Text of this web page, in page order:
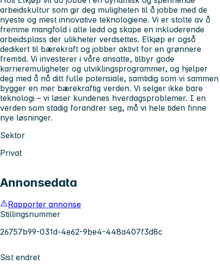
arbeidskultur som gir deg muligheten til å jobbe med de
nyeste og mest innovative teknologiene. Vi er stolte av å
fremme mangfold i alle ledd og skape en inkluderende
arbeidsplass der ulikheter verdsettes. Elkjøp er også
dedikert til bærekraft og jobber aktivt for en grønnere
fremtid. Vi investerer i våre ansatte, tilbyr gode
karrieremuligheter og utviklingsprogrammer, og hjelper
deg med å nå ditt fulle potensiale, samtidig som vi sammen
bygger en mer bærekraftig verden. Vi selger ikke bare
teknologi – vi løser kundenes hverdagsproblemer. I en
verden som stadig forandrer seg, må vi hele tiden finne
nye løsninger.
Sektor
Privat
Annonsedata
Rapporter annonse
Stillingsnummer
26757b99-031d-4e62-9be4-448a407f3d8c
Sist endret